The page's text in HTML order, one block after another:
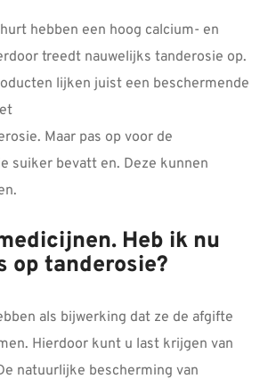
hebben een hoog calcium- en
treedt nauwelijks tanderosie op.
lijken juist een beschermende
Maar pas op voor de
suiker bevatt en. Deze kunnen
Heb ik nu
op tanderosie?
als bijwerking dat ze de afgifte
Hierdoor kunt u last krijgen van
natuurlijke bescherming van